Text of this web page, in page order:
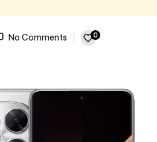
No Comments 0